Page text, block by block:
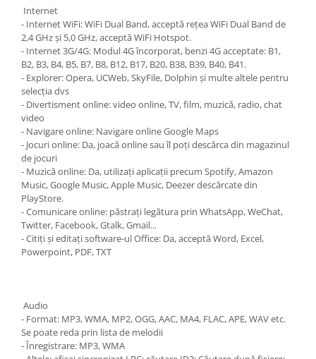
Internet
- Internet WiFi: WiFi Dual Band, acceptă rețea WiFi Dual Band de
2,4 GHz și 5,0 GHz, acceptă WiFi Hotspot.
- Internet 3G/4G: Modul 4G încorporat, benzi 4G acceptate: B1,
B2, B3, B4, B5, B7, B8, B12, B17, B20, B38, B39, B40, B41.
- Explorer: Opera, UCWeb, SkyFile, Dolphin și multe altele pentru
selecția dvs
- Divertisment online: video online, TV, film, muzică, radio, chat
video
- Navigare online: Navigare online Google Maps
- Jocuri online: Da, joacă online sau îl poți descărca din magazinul
de jocuri
- Muzică online: Da, utilizați aplicații precum Spotify, Amazon
Music, Google Music, Apple Music, Deezer descărcate din
PlayStore.
- Comunicare online: păstrați legătura prin WhatsApp, WeChat,
Twitter, Facebook, Gtalk, Gmail...
- Citiți și editați software-ul Office: Da, acceptă Word, Excel,
Powerpoint, PDF, TXT
Audio
- Format: MP3, WMA, MP2, OGG, AAC, MA4, FLAC, APE, WAV etc.
Se poate reda prin lista de melodii
- Înregistrare: MP3, WMA